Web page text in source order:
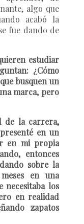
algo que
acabó la
fue dando de
estudiar
¿Cómo
busquen un
marca, pero
de la carrera,
en un
en mi propia
entonces
sobre la
en una
necesitaba los
en realidad
zapatos